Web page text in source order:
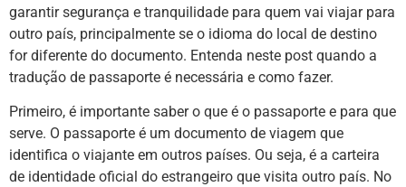
garantir segurança e tranquilidade para quem vai viajar para
outro país, principalmente se o idioma do local de destino
for diferente do documento. Entenda neste post quando a
tradução de passaporte é necessária e como fazer.
Primeiro, é importante saber o que é o passaporte e para que
serve. O passaporte é um documento de viagem que
identifica o viajante em outros países. Ou seja, é a carteira
de identidade oficial do estrangeiro que visita outro país. No